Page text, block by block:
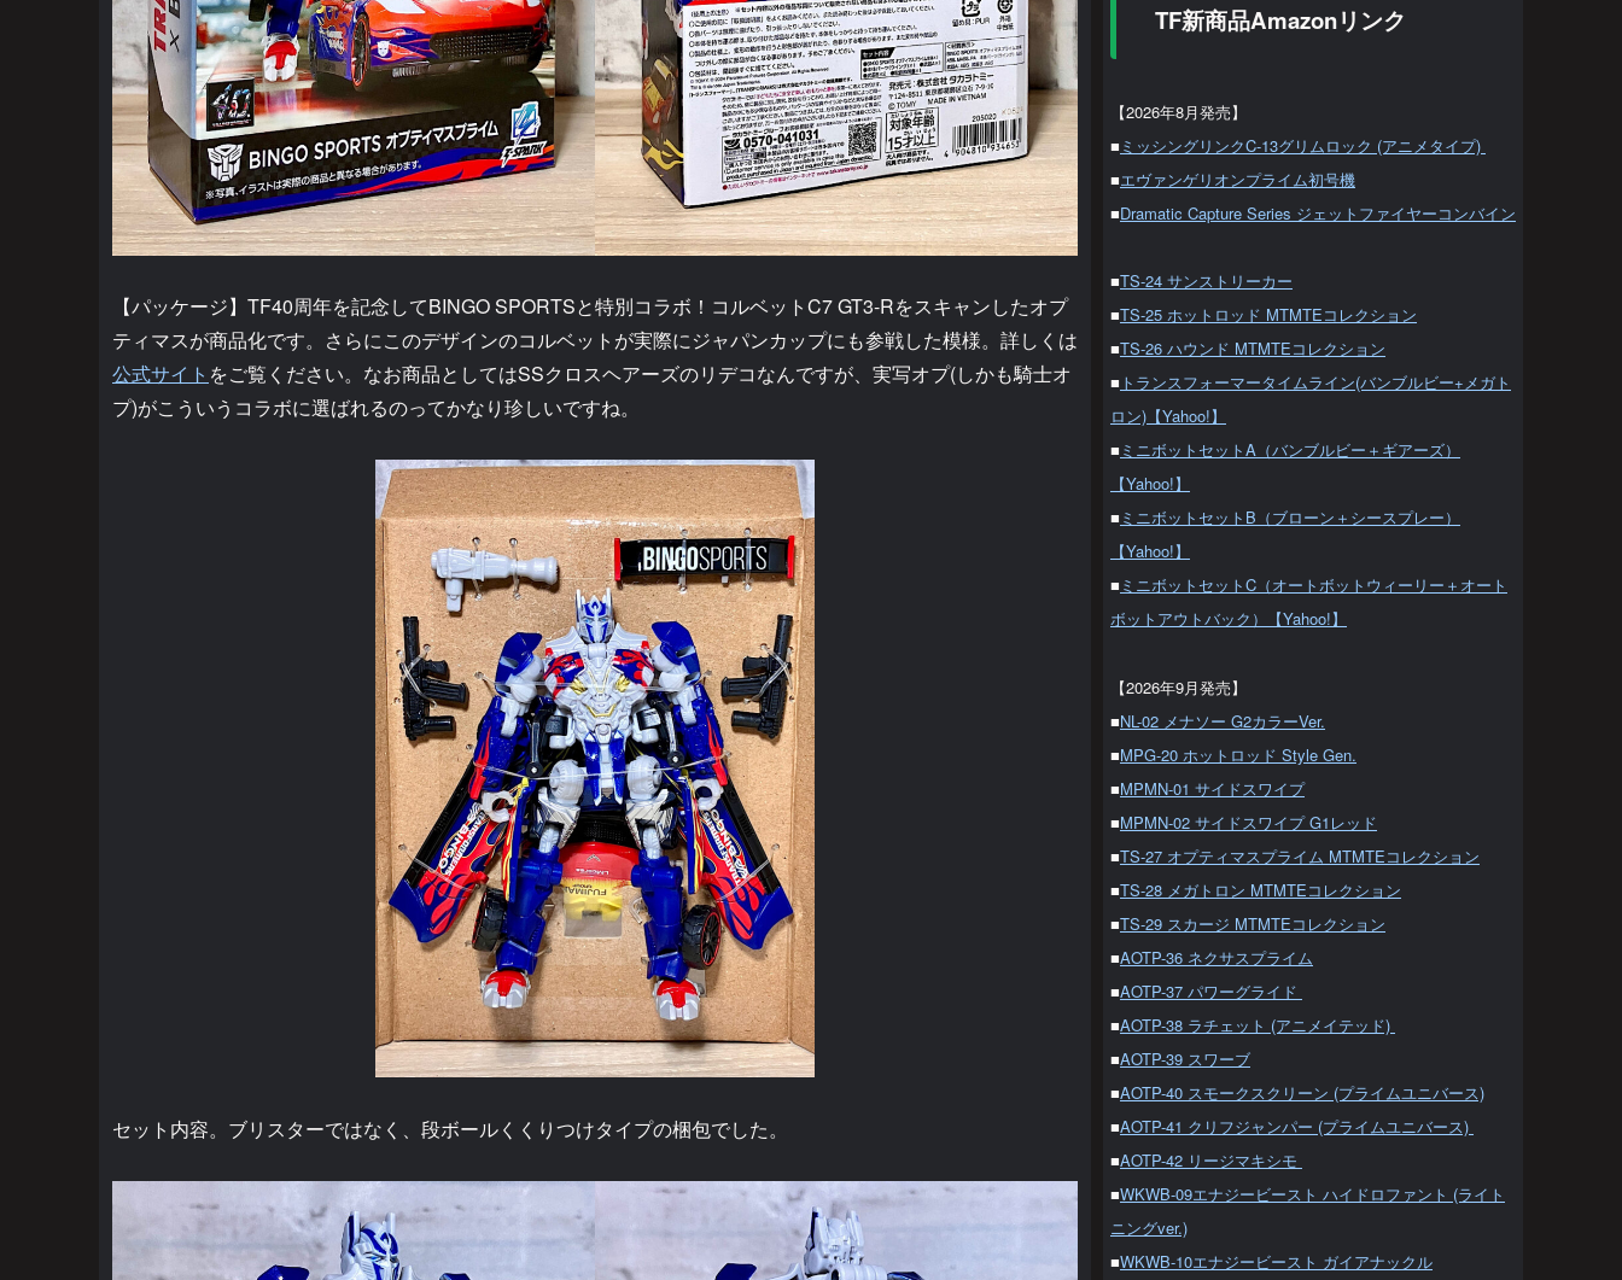
【パッケージ】TF40周年を記念してBINGO SPORTSと特別コラボ！コルベットC7 GT3-Rをスキャンしたオプ
ティマスが商品化です。さらにこのデザインのコルベットが実際にジャパンカップにも参戦した模様。詳しくは
公式サイト をご覧ください。なお商品としてはSSクロスヘアーズのリデコなんですが、実写オプ(しかも騎士オ
プ)がこういうコラボに選ばれるのってかなり珍しいですね。
セット内容。ブリスターではなく、段ボールくくりつけタイプの梱包でした。
TF新商品Amazonリンク
【2026年8月発売】
■ ミッシングリンクC-13グリムロック (アニメタイプ)
■エヴァンゲリオンプライム初号機
■Dramatic Capture Series ジェットファイヤーコンバイン
■TS-24 サンストリーカー
■TS-25 ホットロッド MTMTEコレクション
■TS-26 ハウンド MTMTEコレクション
■ トランスフォーマータイムライン(バンブルビー+メガト
ロン)【Yahoo!】
■ ミニボットセットA（バンブルビー＋ギアーズ）
【Yahoo!】
■ ミニボットセットB（ブローン＋シースプレー）
【Yahoo!】
■ ミニボットセットC（オートボットウィーリー＋オート
ボットアウトバック）【Yahoo!】
【2026年9月発売】
■NL-02 メナソー G2カラーVer.
■MPG-20 ホットロッド Style Gen.
■MPMN-01 サイドスワイプ
■MPMN-02 サイドスワイプ G1レッド
■TS-27 オプティマスプライム MTMTEコレクション
■TS-28 メガトロン MTMTEコレクション
■TS-29 スカージ MTMTEコレクション
■AOTP-36 ネクサスプライム
■AOTP-37 パワーグライド
■AOTP-38 ラチェット (アニメイテッド)
■AOTP-39 スワーブ
■AOTP-40 スモークスクリーン (プライムユニバース)
■AOTP-41 クリフジャンパー (プライムユニバース)
■AOTP-42 リージマキシモ
■WKWB-09エナジービースト ハイドロファント (ライト
ニングver.)
■WKWB-10エナジービースト ガイアナックル